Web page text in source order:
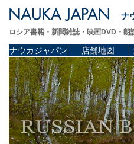
ナ
ロシア書籍・新聞雑誌・映画DVD・
ナウカジャパン 店舗地図